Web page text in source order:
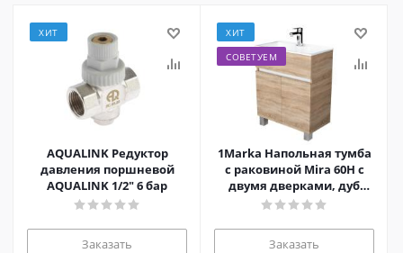
ХИТ
AQUALINK Редуктор
давления поршневой
AQUALINK 1/2" 6 бар
Заказать
ХИТ
СОВЕТУЕМ
1Marka Напольная тумба
с раковиной Mira 60Н с
двумя дверками, дуб
сонома
Заказать